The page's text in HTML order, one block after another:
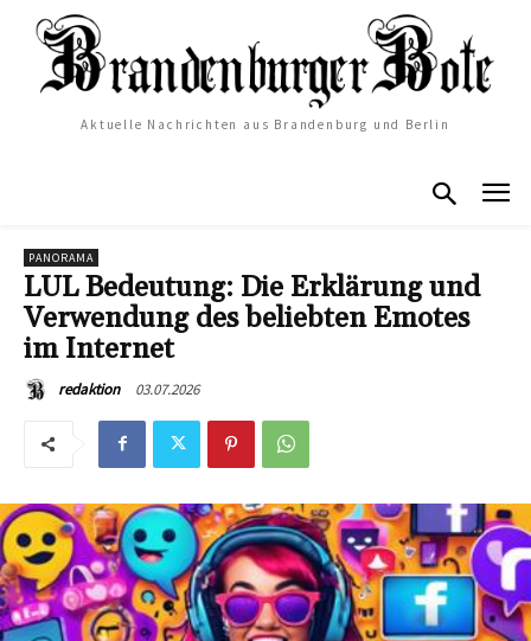
Aktuelle Nachrichten aus Brandenburg und Berlin
PANORAMA
LUL Bedeutung: Die Erklärung und
Verwendung des beliebten Emotes
im Internet
redaktion 03.07.2026